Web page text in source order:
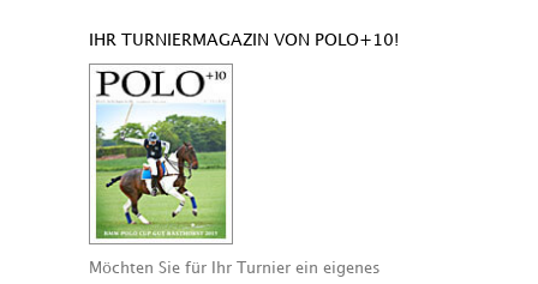
IHR TURNIERMAGAZIN VON POLO+10!
Möchten Sie für Ihr Turnier ein eigenes